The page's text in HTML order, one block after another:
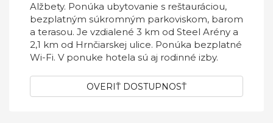
Alžbety. Ponúka ubytovanie s reštauráciou,
bezplatným súkromným parkoviskom, barom
a terasou. Je vzdialené 3 km od Steel Arény a
2,1 km od Hrnčiarskej ulice. Ponúka bezplatné
Wi-Fi. V ponuke hotela sú aj rodinné izby.
OVERIŤ DOSTUPNOSŤ